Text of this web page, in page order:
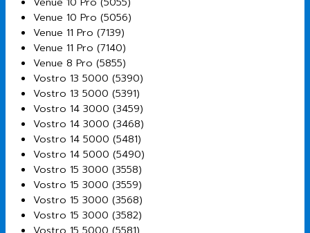
Venue 10 Pro (5056)
Venue 11 Pro (7139)
Venue 11 Pro (7140)
Venue 8 Pro (5855)
Vostro 13 5000 (5390)
Vostro 13 5000 (5391)
Vostro 14 3000 (3459)
Vostro 14 3000 (3468)
Vostro 14 5000 (5481)
Vostro 14 5000 (5490)
Vostro 15 3000 (3558)
Vostro 15 3000 (3559)
Vostro 15 3000 (3568)
Vostro 15 3000 (3582)